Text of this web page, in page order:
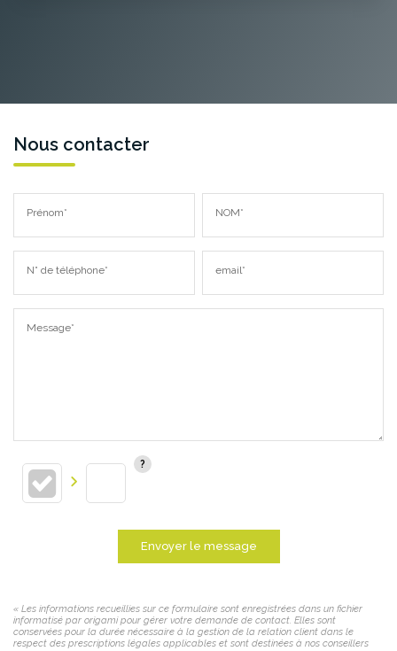
Nous contacter
Prénom* NOM*
N° de téléphone* email*
Message*
Envoyer le message
« Les informations recueillies sur ce formulaire sont enregistrées dans un fichier
informatisé par origami pour gérer votre demande de contact. Elles sont
conservées pour la durée nécessaire à la gestion de la relation client dans le
respect des prescriptions légales applicables et sont destinées à nos conseillers